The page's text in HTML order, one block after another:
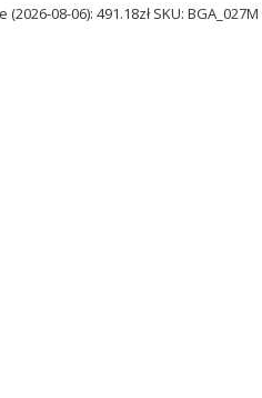
(2026-08-06): 491.18zł SKU: BGA_027M